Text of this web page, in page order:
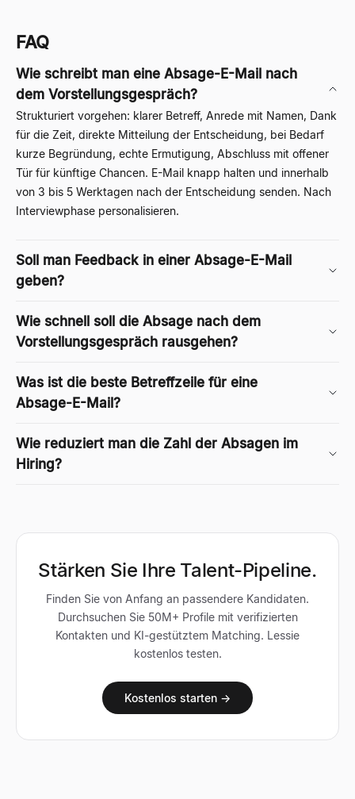
FAQ
Wie schreibt man eine Absage-E-Mail nach
dem Vorstellungsgespräch?
Strukturiert vorgehen: klarer Betreff, Anrede mit Namen, Dank
für die Zeit, direkte Mitteilung der Entscheidung, bei Bedarf
kurze Begründung, echte Ermutigung, Abschluss mit offener
Tür für künftige Chancen. E-Mail knapp halten und innerhalb
von 3 bis 5 Werktagen nach der Entscheidung senden. Nach
Interviewphase personalisieren.
Soll man Feedback in einer Absage-E-Mail
geben?
Wie schnell soll die Absage nach dem
Vorstellungsgespräch rausgehen?
Was ist die beste Betreffzeile für eine
Absage-E-Mail?
Wie reduziert man die Zahl der Absagen im
Hiring?
Stärken Sie Ihre Talent-Pipeline.
Finden Sie von Anfang an passendere Kandidaten.
Durchsuchen Sie 50M+ Profile mit verifizierten
Kontakten und KI-gestütztem Matching. Lessie
kostenlos testen.
Kostenlos starten →